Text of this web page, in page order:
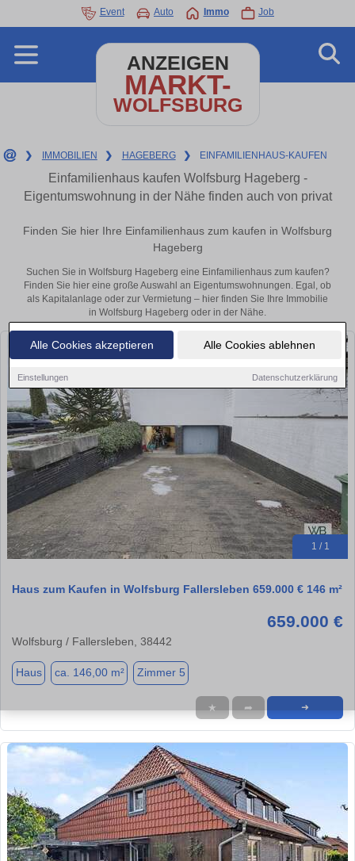
Alle Cookies akzeptieren Alle Cookies ablehnen
Einstellungen Datenschutzerklärung
Event Auto Immo Job
ANZEIGEN
MARKT-
WOLFSBURG
❯ IMMOBILIEN ❯ HAGEBERG ❯ EINFAMILIENHAUS-KAUFEN
Einfamilienhaus kaufen Wolfsburg Hageberg -
Eigentumswohnung in der Nähe finden auch von privat
Finden Sie hier Ihre Einfamilienhaus zum kaufen in Wolfsburg
Hageberg
Suchen Sie in Wolfsburg Hageberg eine Einfamilienhaus zum kaufen?
Finden Sie hier eine große Auswahl an Eigentumswohnungen. Egal, ob
als Kapitalanlage oder zur Vermietung – hier finden Sie Ihre Immobilie
in Wolfsburg Hageberg oder in der Nähe.
1 / 1
Haus zum Kaufen in Wolfsburg Fallersleben 659.000 € 146 m²
659.000 €
Wolfsburg / Fallersleben, 38442
Haus ca. 146,00 m² Zimmer 5
★ ➦ ➜